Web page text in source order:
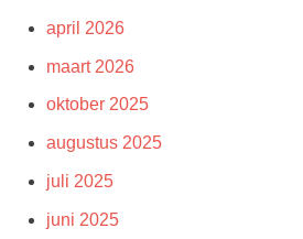
april 2026
maart 2026
oktober 2025
augustus 2025
juli 2025
juni 2025